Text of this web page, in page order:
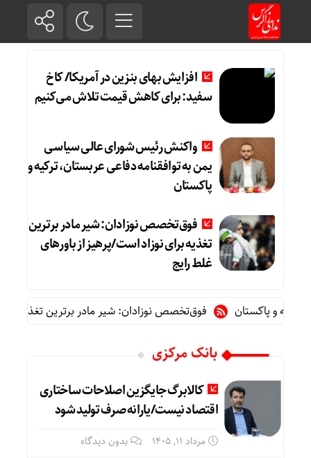
افزایش بهای بنزین در آمریکا/ کاخ
سفید: برای کاهش قیمت تلاش می‌کنیم
واکنش رئیس شورای عالی سیاسی
یمن به توافقنامه دفاعی عربستان، ترکیه و
پاکستان
فوق‌تخصص نوزادان: شیر مادر برترین
تغذیه برای نوزاد است/پرهیز از باورهای
غلط رایج
و پاکستان فوق‌تخصص نوزادان: شیر مادر برترین تغذیه برای
بانک مرکزی
کالابرگ جایگزین اصلاحات ساختاری
اقتصاد نیست/یارانه صرف تولید شود
مرداد ۱۱, ۱۴۰۵ بدون دیدگاه